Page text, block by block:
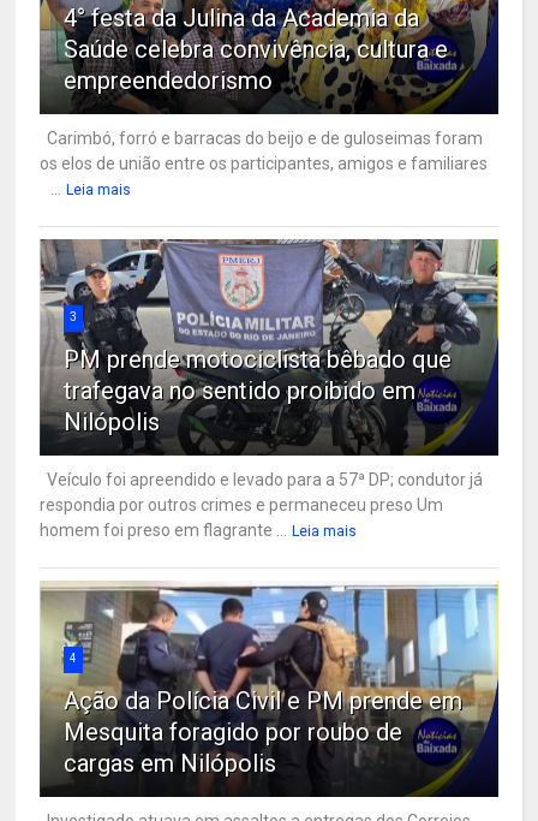
4° festa da Julina da Academia da
Saúde celebra convivência, cultura e
empreendedorismo
Carimbó, forró e barracas do beijo e de guloseimas foram
os elos de união entre os participantes, amigos e familiares
Leia mais
3
PM prende motociclista bêbado que
trafegava no sentido proibido em
Nilópolis
Veículo foi apreendido e levado para a 57ª DP; condutor já
respondia por outros crimes e permaneceu preso Um
homem foi preso em flagrante ...
Leia mais
4
Ação da Polícia Civil e PM prende em
Mesquita foragido por roubo de
cargas em Nilópolis